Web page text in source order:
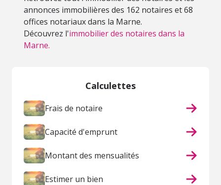
annonces immobilières des 162 notaires et 68
offices notariaux dans la Marne.
Découvrez l'immobilier des notaires dans la
Marne.
Calculettes
Frais de notaire
Capacité d'emprunt
Montant des mensualités
Estimer un bien